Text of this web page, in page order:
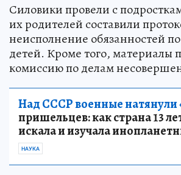
Силовики провели с
их родителей составили
неисполнение обязанностей
детей. Кроме того, материалы
комиссию по делам
Над СССР военные натянули
пришельцев: как страна 13
искала и изучала
НАУКА